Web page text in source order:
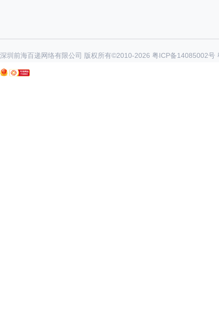
深圳前海百递网络有限公司 版权所有©2010-2026 粤ICP备14085002号